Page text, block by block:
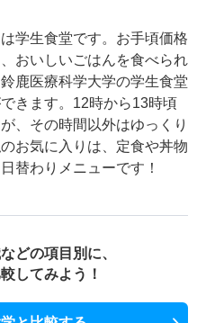
学生食堂です。お手頃価格
おいしいごはんを食べられ
鹿医療科学大学の学生食堂
きます。12時から13時頃
、その時間以外はゆっくり
お気に入りは、定食や丼物
替わりメニューです！
どの項目別に、
してみよう！